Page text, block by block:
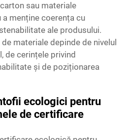
sau materiale
menține coerența cu
ale produsului.
materiale depinde de nivelul
de cerințele privind
și de poziționarea
ecologici pentru
de certificare